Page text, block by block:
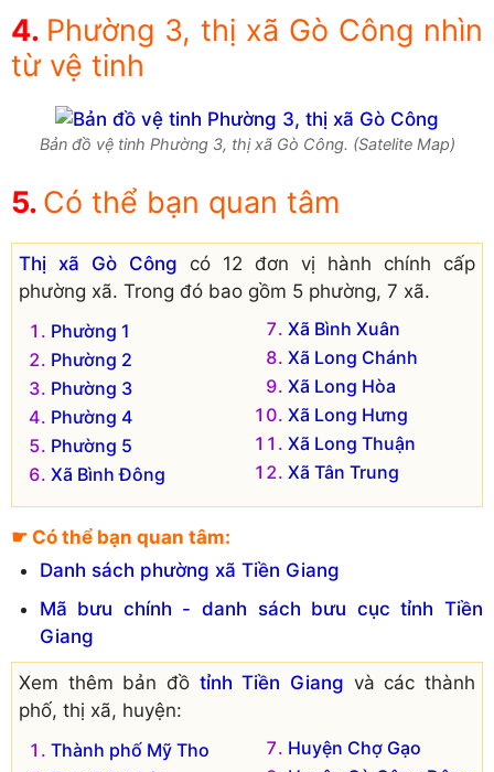
Phường 3, thị xã Gò Công nhìn
từ vệ tinh
Bản đồ vệ tinh Phường 3, thị xã Gò Công. (Satelite Map)
Có thể bạn quan tâm
Thị xã Gò Công có 12 đơn vị hành chính cấp
phường xã. Trong đó bao gồm 5 phường, 7 xã.
Phường 1
Phường 2
Phường 3
Phường 4
Phường 5
Xã Bình Đông
Xã Bình Xuân
Xã Long Chánh
Xã Long Hòa
Xã Long Hưng
Xã Long Thuận
Xã Tân Trung
☛ Có thể bạn quan tâm:
Danh sách phường xã Tiền Giang
Mã bưu chính - danh sách bưu cục tỉnh Tiền
Giang
Xem thêm bản đồ tỉnh Tiền Giang và các thành
phố, thị xã, huyện:
Thành phố Mỹ Tho
Huyện Chợ Gạo